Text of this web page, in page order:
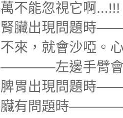
萬不能忽視它啊...!!!
腎臟出現問題時
不來，就會沙啞。
————左邊手臂會
脾胃出現問題時
臟有問題時————